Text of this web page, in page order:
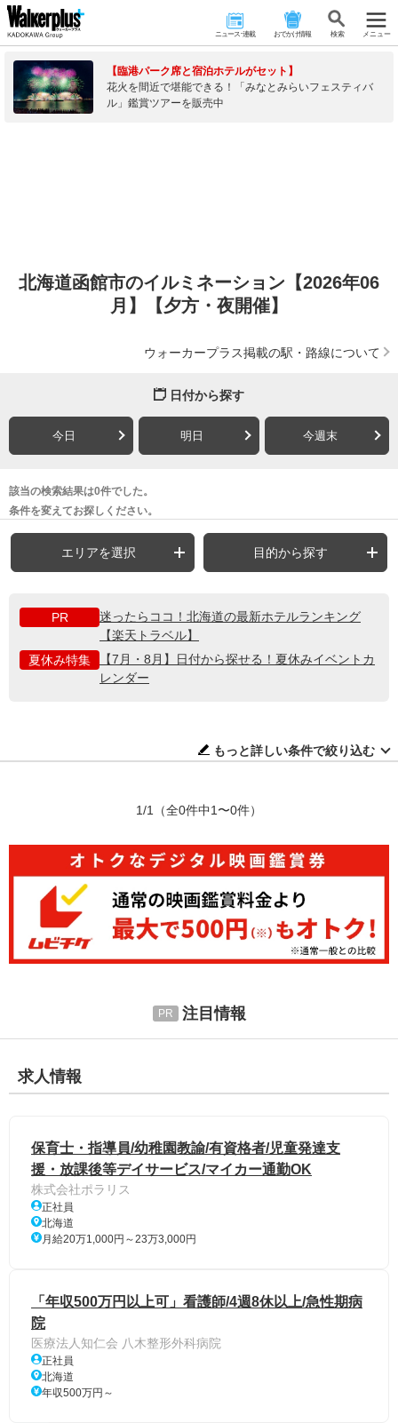
ニュース･連載 おでかけ情報 検 索 メニュー
【臨港パーク席と宿泊ホテルがセット】
花火を間近で堪能できる！「みなとみらいフェスティバ
ル」鑑賞ツアーを販売中
北海道函館市のイルミネーション【2026年06
月】【夕方・夜開催】
ウォーカープラス掲載の駅・路線について
日付から探す
今日 明日 今週末
該当の検索結果は0件でした。
条件を変えてお探しください。
エリアを選択 目的から探す
PR
迷ったらココ！北海道の最新ホテルランキング
【楽天トラベル】
夏休み特集
【7月・8月】日付から探せる！夏休みイベントカ
レンダー
もっと詳しい条件で絞り込む
1/1 （全0件中1〜0件）
注目情報
求人情報
保育士・指導員/幼稚園教諭/有資格者/児童発達支
援・放課後等デイサービス/マイカー通勤OK
株式会社ポラリス
正社員
北海道
月給20万1,000円～23万3,000円
「年収500万円以上可」看護師/4週8休以上/急性期病
院
医療法人知仁会 八木整形外科病院
正社員
北海道
年収500万円～